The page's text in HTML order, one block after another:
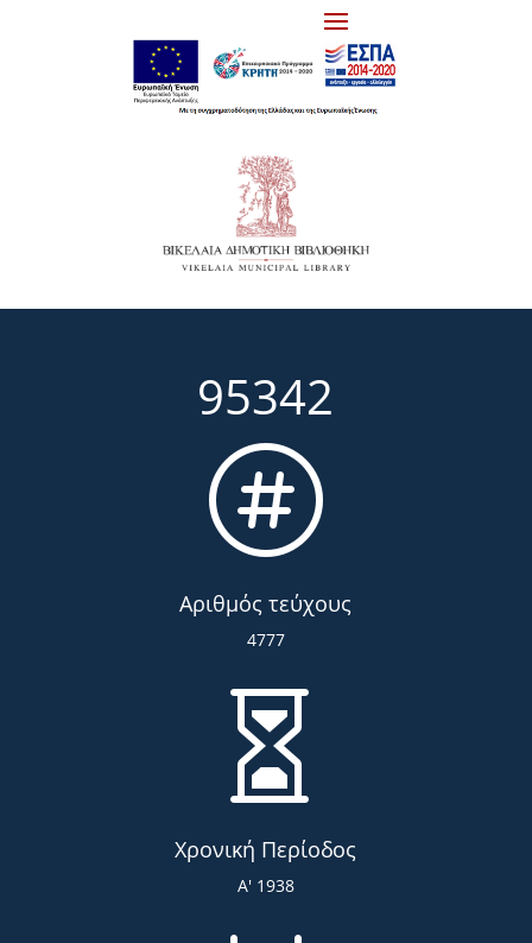
95342

Αριθμός τεύχους
4777

Χρονική Περίοδος
Α' 1938